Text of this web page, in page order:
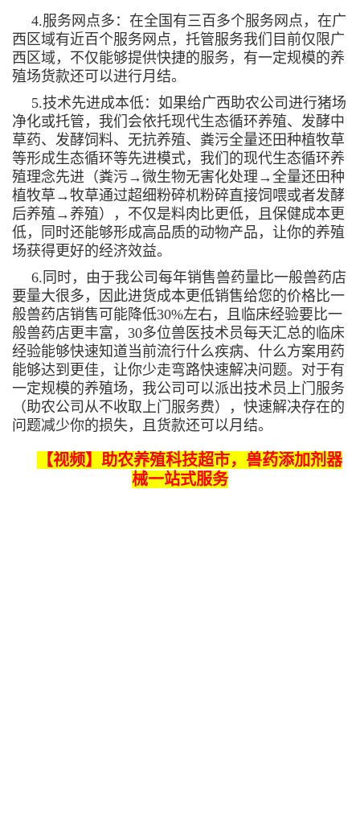
4.服务网点多：在全国有三百多个服务网点，在广
西区域有近百个服务网点，托管服务我们目前仅限广
西区域，不仅能够提供快捷的服务，有一定规模的养
殖场货款还可以进行月结。
5.技术先进成本低：如果给广西助农公司进行猪场
净化或托管，我们会依托现代生态循环养殖、发酵中
草药、发酵饲料、无抗养殖、粪污全量还田种植牧草
等形成生态循环等先进模式，我们的现代生态循环养
殖理念先进（粪污→微生物无害化处理→全量还田种
植牧草→牧草通过超细粉碎机粉碎直接饲喂或者发酵
后养殖→养殖），不仅是料肉比更低，且保健成本更
低，同时还能够形成高品质的动物产品，让你的养殖
场获得更好的经济效益。
6.同时，由于我公司每年销售兽药量比一般兽药店
要量大很多，因此进货成本更低销售给您的价格比一
般兽药店销售可能降低30%左右，且临床经验要比一
般兽药店更丰富，30多位兽医技术员每天汇总的临床
经验能够快速知道当前流行什么疾病、什么方案用药
能够达到更佳，让你少走弯路快速解决问题。对于有
一定规模的养殖场，我公司可以派出技术员上门服务
（助农公司从不收取上门服务费），快速解决存在的
问题减少你的损失，且货款还可以月结。
【视频】助农养殖科技超市，兽药添加剂器
械一站式服务